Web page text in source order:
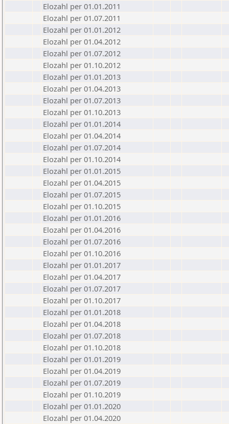
Elozahl per 01.01.2011
Elozahl per 01.07.2011
Elozahl per 01.01.2012
Elozahl per 01.04.2012
Elozahl per 01.07.2012
Elozahl per 01.10.2012
Elozahl per 01.01.2013
Elozahl per 01.04.2013
Elozahl per 01.07.2013
Elozahl per 01.10.2013
Elozahl per 01.01.2014
Elozahl per 01.04.2014
Elozahl per 01.07.2014
Elozahl per 01.10.2014
Elozahl per 01.01.2015
Elozahl per 01.04.2015
Elozahl per 01.07.2015
Elozahl per 01.10.2015
Elozahl per 01.01.2016
Elozahl per 01.04.2016
Elozahl per 01.07.2016
Elozahl per 01.10.2016
Elozahl per 01.01.2017
Elozahl per 01.04.2017
Elozahl per 01.07.2017
Elozahl per 01.10.2017
Elozahl per 01.01.2018
Elozahl per 01.04.2018
Elozahl per 01.07.2018
Elozahl per 01.10.2018
Elozahl per 01.01.2019
Elozahl per 01.04.2019
Elozahl per 01.07.2019
Elozahl per 01.10.2019
Elozahl per 01.01.2020
Elozahl per 01.04.2020